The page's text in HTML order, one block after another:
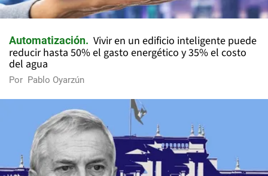
Automatización
Vivir en un edificio inteligente puede
reducir hasta 50% el gasto energético y 35% el costo
del agua
Por Pablo Oyarzún